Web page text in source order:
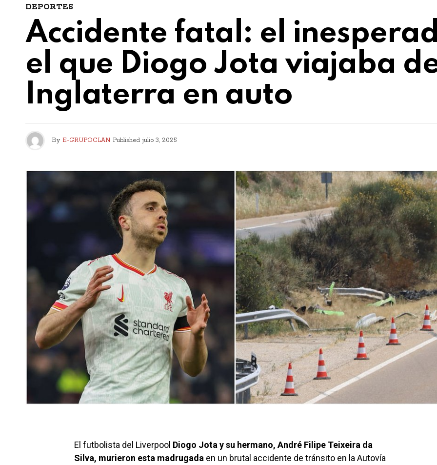
DEPORTES
Accidente fatal: el
el que Diogo Jota viajaba
Inglaterra en auto
By E-GRUPOCLAN Published julio 3, 2025
El futbolista del Liverpool Diogo Jota y su hermano, André Filipe Teixeira da
Silva, murieron esta madrugada en un brutal accidente de tránsito en la Autovía